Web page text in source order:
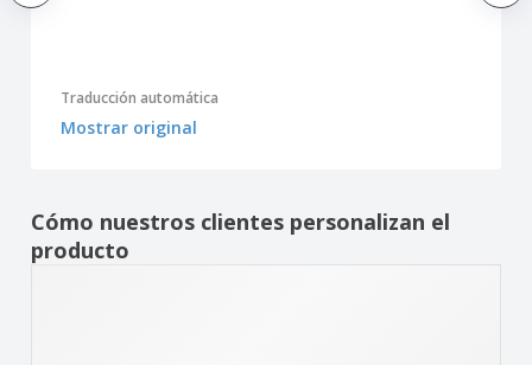
Traducción automática
Mostrar original
Cómo nuestros clientes personalizan el
producto